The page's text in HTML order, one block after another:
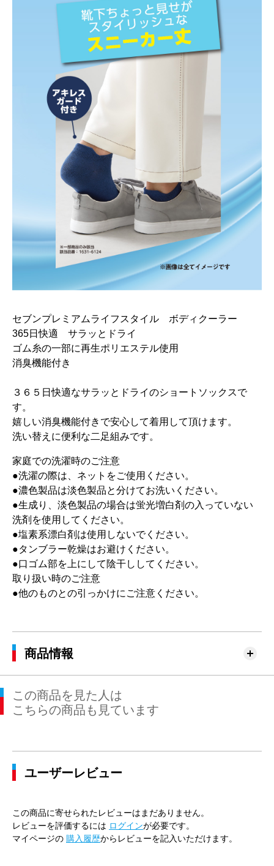
セブンプレミアムライフスタイル ボディクーラー
365日快適 サラッとドライ
ゴム糸の一部に再生ポリエステル使用
消臭機能付き
３６５日快適なサラッとドライのショートソックスで
す。
嬉しい消臭機能付きで安心して着用して頂けます。
洗い替えに便利な二足組みです。
家庭での洗濯時のご注意
●洗濯の際は、ネットをご使用ください。
●濃色製品は淡色製品と分けてお洗いください。
●生成り、淡色製品の場合は蛍光増白剤の入っていない
洗剤を使用してください。
●塩素系漂白剤は使用しないでください。
●タンブラー乾燥はお避けください。
●口ゴム部を上にして陰干ししてください。
取り扱い時のご注意
●他のものとの引っかけにご注意ください。
商品情報
この商品を見た人は
こちらの商品も見ています
ユーザーレビュー
この商品に寄せられたレビューはまだありません。
レビューを評価するには ログインが必要です。
マイページの 購入履歴からレビューを記入いただけます。